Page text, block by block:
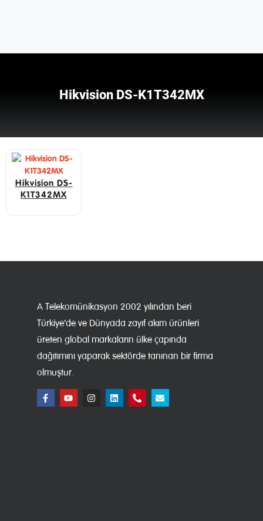
Hikvision DS-K1T342MX
Hikvision DS-
K1T342MX
A Telekomünikasyon 2002 yılından beri
Türkiye’de ve Dünyada zayıf akım ürünleri
üreten global markaların ülke çapında
dağıtımını yaparak sektörde tanınan bir firma
olmuştur.